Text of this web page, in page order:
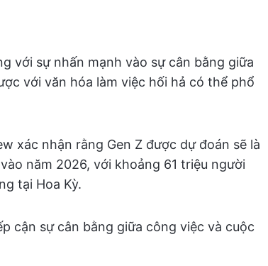
với sự nhấn mạnh vào sự cân bằng giữa
với văn hóa làm việc hối hả có thể phổ
xác nhận rằng Gen Z được dự đoán sẽ là
năm 2026, với khoảng 61 triệu người
tại Hoa Kỳ.
cận sự cân bằng giữa công việc và cuộc